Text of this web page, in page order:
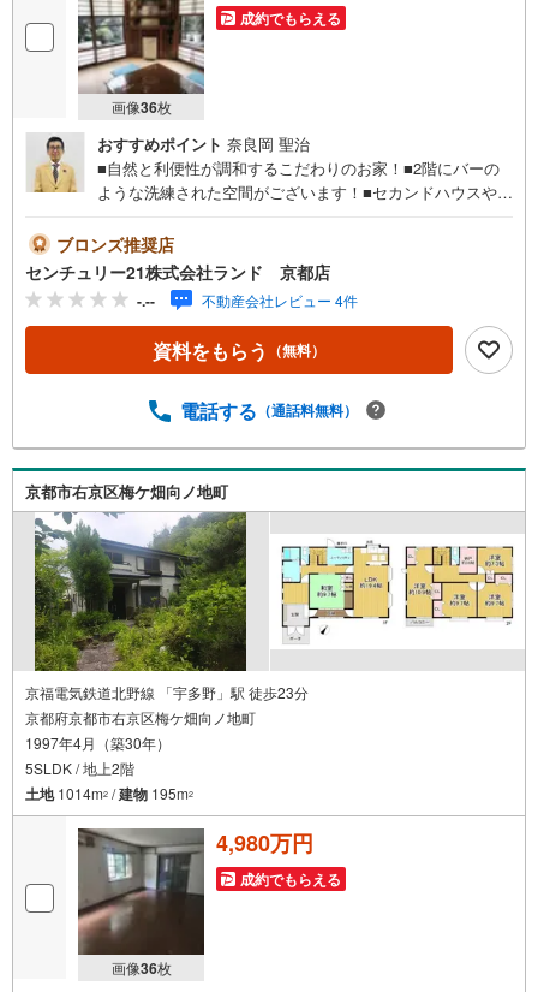
マ
イ
画像36枚
成約でもらえる
おすすめポイント 奈良岡 聖治
■自然と利便性が調和するこだわりのお家！■2階にバーの
ような洗練された空間がございます！■セカンドハウスやシ
る）物件に関するお問い合わせは（株）ランド 京都店ま
でお気軽にお問い合わせくださいませ！＜センチュリー21
ランドについて＞●センチュリー21ランド京都店
は・・・ お客様のご希望をお客様の目線でご満足いただ
けるお住いを全力でお探し致します！●購入・売却・ローン
のご相談など、些細なことでもお気軽にご相談下さいま
「出町柳」駅 徒歩約6分○京都市営地下鉄烏丸線 「今出
日定休日※祝日は営業）事前にご連絡いただけますと、スム
ーズにご案内が可能です。ご連絡お待ちしております！
ブロンズ推奨店
センチュリー21株式会社ランド 京都店
-.-- 不動産会社レビュー 4件
資料をもらう （無料）
電話する （通話料無料）
京都市右京区梅ケ畑向ノ地町
京福電気鉄道北野線 「宇多野」駅 徒歩23分
京都府京都市右京区梅ケ畑向ノ地町
1997年4月（築30年）
5SLDK / 地上2階
土地1014m2 /建物 195m2
画像36枚
4,980万円
成約でもらえる